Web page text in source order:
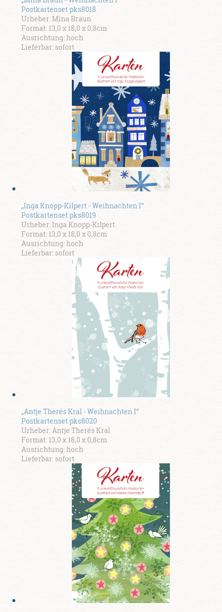
Postkartenset pks8018
Urheber: Mina Braun
Format: 13,0 x 18,0 x 0,8cm
Ausrichtung: hoch
Lieferbar: sofort
„Inga Knopp-Kilpert - Weihnachten I“
Postkartenset pks8019
Urheber: Inga Knopp-Kilpert
Format: 13,0 x 18,0 x 0,8cm
Ausrichtung: hoch
Lieferbar: sofort
„Antje Therés Kral - Weihnachten I“
Postkartenset pks8020
Urheber: Antje Therés Kral
Format: 13,0 x 18,0 x 0,8cm
Ausrichtung: hoch
Lieferbar: sofort